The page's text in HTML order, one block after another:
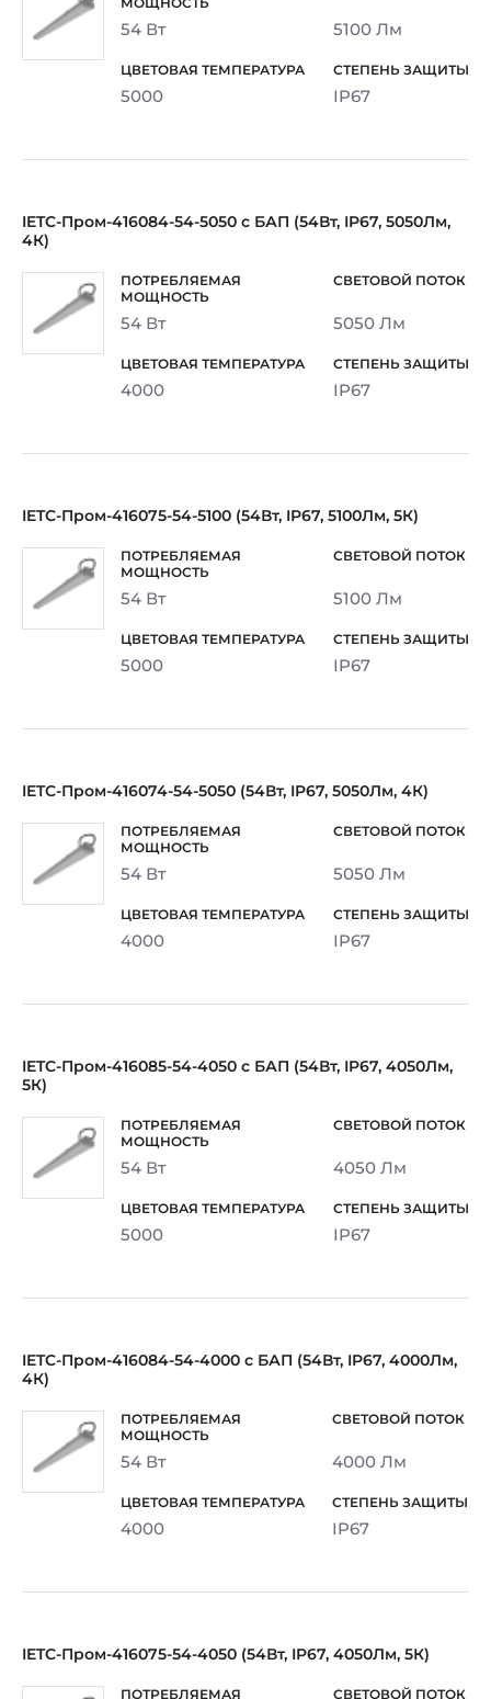
54 Вт 5100 Лм
5000 IP67
IETC-Пром-416084-54-5050 с БАП (54Вт, IP67, 5050Лм,
4К)
54 Вт 5050 Лм
4000 IP67
IETC-Пром-416075-54-5100 (54Вт, IP67, 5100Лм, 5К)
54 Вт 5100 Лм
5000 IP67
IETC-Пром-416074-54-5050 (54Вт, IP67, 5050Лм, 4К)
54 Вт 5050 Лм
4000 IP67
IETC-Пром-416085-54-4050 с БАП (54Вт, IP67, 4050Лм,
5К)
54 Вт 4050 Лм
5000 IP67
IETC-Пром-416084-54-4000 с БАП (54Вт, IP67, 4000Лм,
4К)
54 Вт 4000 Лм
4000 IP67
IETC-Пром-416075-54-4050 (54Вт, IP67, 4050Лм, 5К)